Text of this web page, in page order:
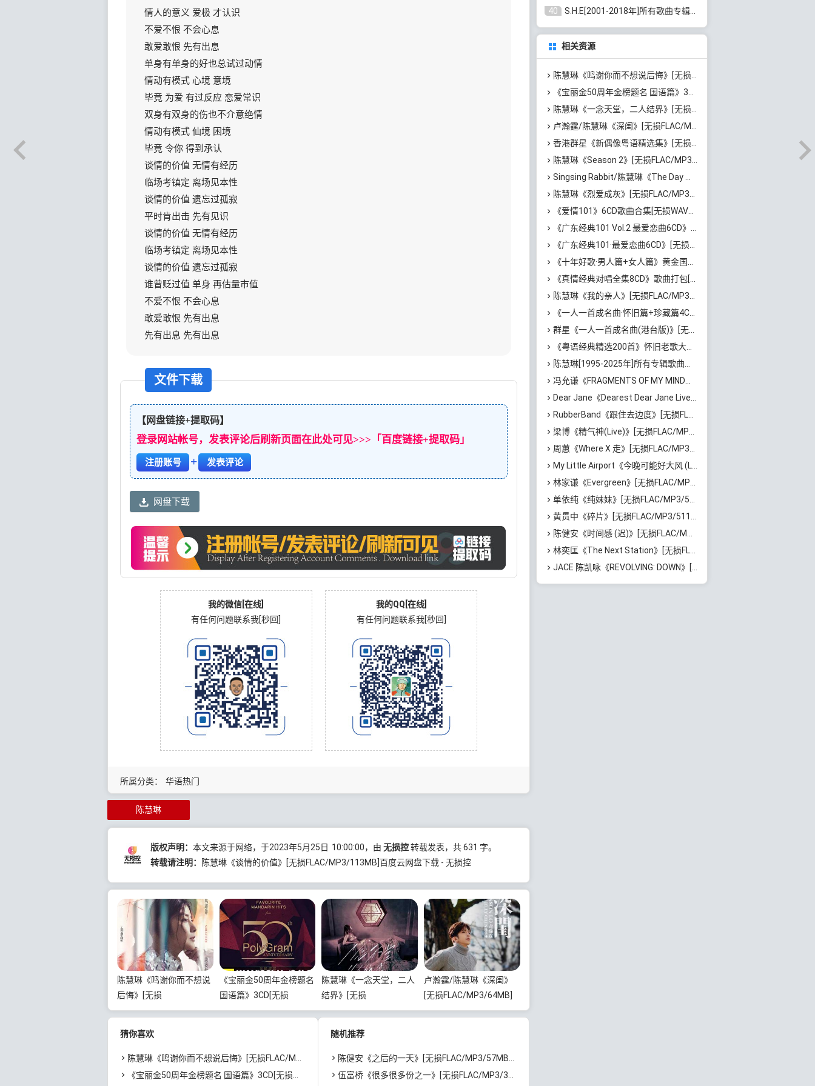
所属分类： 华语热门
情人的意义 爱极 才认识
不爱不恨 不会心息
敢爱敢恨 先有出息
单身有单身的好也总试过动情
情动有模式 心境 意境
毕竟 为爱 有过反应 恋爱常识
双身有双身的伤也不介意绝情
情动有模式 仙境 困境
毕竟 令你 得到承认
谈情的价值 无情有经历
临场考镇定 离场见本性
谈情的价值 遗忘过孤寂
平时肯出击 先有见识
谈情的价值 无情有经历
临场考镇定 离场见本性
谈情的价值 遗忘过孤寂
谁曾贬过值 单身 再估量市值
不爱不恨 不会心息
敢爱敢恨 先有出息
先有出息 先有出息
文件下载
【网盘链接+提取码】
登录网站帐号，发表评论后刷新页面在此处可见>>>「百度链接+提取码」
注册账号 + 发表评论
网盘下载
我的微信[在线]
有任何问题联系我[秒回]
我的QQ[在线]
有任何问题联系我[秒回]
陈慧琳
版权声明： 本文来源于网络，于2023年5月25日 10:00:00，由 无损控转载发表，共 631 字。
转载请注明：
陈慧琳《谈情的价值》[无损FLAC/MP3/113MB]百度云网盘下载 - 无损控
陈慧琳《鸣谢你而不想说
后悔》[无损
FLAC/MP3/1.58GB]百度
《宝丽金50周年金榜题名
国语篇》3CD[无损
WAV/MP3/5.86GB]百度
陈慧琳《一念天堂，二人
结界》[无损
FLAC/MP3/82MB]百度云
卢瀚霆/陈慧琳《深闺》
[无损FLAC/MP3/64MB]
百度云网盘下载
猜你喜欢
陈慧琳《鸣谢你而不想说后悔》[无损FLAC/MP3/1.58GB]百度云网盘下载
《宝丽金50周年金榜题名 国语篇》3CD[无损WAV/MP3/5.86GB]百度云网盘下载
随机推荐
陈健安《之后的一天》[无损FLAC/MP3/57MB]百度云网盘下载
伍富桥《很多很多份之一》[无损FLAC/MP3/31MB]百度云网盘下载
40 S.H.E[2001-2018年]所有歌曲专辑打包[无损FLAC/MP3/16.05GB]百度云网盘下载
相关资源
陈慧琳《鸣谢你而不想说后悔》[无损FLAC/MP3/1.58GB]百度云网盘下载
《宝丽金50周年金榜题名 国语篇》3CD[无损WAV/MP3/5.86GB]百度云网盘下载
陈慧琳《一念天堂，二人结界》[无损FLAC/MP3/82MB]百度云网盘下载
卢瀚霆/陈慧琳《深闺》[无损FLAC/MP3/64MB]百度云网盘下载
香港群星《新偶像粤语精选集》[无损WAV/MP3/4.53GB]百度云网盘下载
陈慧琳《Season 2》[无损FLAC/MP3/81MB]百度云网盘下载
Singsing Rabbit/陈慧琳《The Day When We Fall In Love》[无损FLAC/MP3/66MB]百度云网盘下载
陈慧琳《烈爱成灰》[无损FLAC/MP3/85MB]百度云网盘下载
《爱情101》6CD歌曲合集[无损WAV分轨/MP3/4.33GB]百度云网盘下载
《广东经典101 Vol.2 最爱恋曲6CD》[无损WAV+高品质MP3/4.03GB]百度云网盘下载
《广东经典101·最爱恋曲6CD》[无损WAV+高品质MP3/4.08GB]百度云网盘下载
《十年好歌·男人篇+女人篇》黄金国语珍藏6CD[无损WAV/MP3/4.09GB]百度云网盘下载
《真情经典对唱全集8CD》歌曲打包[无损WAV/MP3/5.84GB]百度云网盘下载
陈慧琳《我的亲人》[无损FLAC/MP3/102MB]百度云网盘下载
《一人一首成名曲·怀旧篇+珍藏篇4CD》[无损WAV/DTS+高品质MP3/6.88GB]百度云网盘下载
群星《一人一首成名曲(港台版)》[无损WAV/MP3/8.22GB]百度云网盘下载
《粤语经典精选200首》怀旧老歌大全[无损FLAC/MP3/6.77GB]百度云网盘下载
陈慧琳[1995-2025年]所有专辑歌曲合集打包[高品质MP3/320K/9.05GB]百度云网盘下载
冯允谦《FRAGMENTS OF MY MIND》[无损FLAC/MP3/340MB]百度云网盘下载
Dear Jane《Dearest Dear Jane Live 2025》[无损FLAC/MP3/4.3GB]百度云网盘下载
RubberBand《跟住去边度》[无损FLAC/MP3/91MB]百度云网盘下载
梁博《精气神(Live)》[无损FLAC/MP3/838MB]百度云网盘下载
周蕙《Where X 走》[无损FLAC/MP3/556MB]百度云网盘下载
My Little Airport《今晚可能好大风 (Live)》[无损FLAC/MP3/845MB]百度云网盘下载
林家谦《Evergreen》[无损FLAC/MP3/261MB]百度云网盘下载
单依纯《纯妹妹》[无损FLAC/MP3/526MB]百度云网盘下载
黄贯中《碎片》[无损FLAC/MP3/511MB]百度云网盘下载
陈健安《时间感 (迟)》[无损FLAC/MP3/339MB]百度云网盘下载
林奕匡《The Next Station》[无损FLAC/MP3/532MB]百度云网盘下载
JACE 陈凯咏《REVOLVING: DOWN》[无损FLAC/MP3/391MB]百度云网盘下载